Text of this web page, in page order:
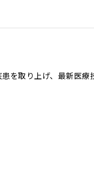
を取り上げ、最新医療